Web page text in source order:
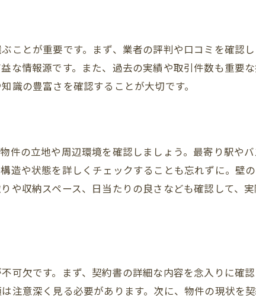
な付き合い方
とが重要です。まず、業者の評判や口コミを確認
な情報源です。また、過去の実績や取引件数も重要
識の豊富さを確認することが大切です。
件の立地や周辺環境を確認しましょう。最寄り駅や
造や状態を詳しくチェックすることも忘れずに。壁
や収納スペース、日当たりの良さなども確認して、
可欠です。まず、契約書の詳細な内容を念入りに確
注意深く見る必要があります。次に、物件の現状を